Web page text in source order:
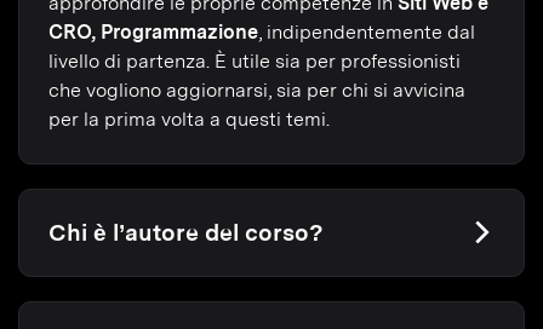
CRO, Programmazione , indipendentemente dal
livello di partenza. È utile sia per professionisti
che vogliono aggiornarsi, sia per chi si avvicina
per la prima volta a questi temi.
Chi è l’autore del corso?